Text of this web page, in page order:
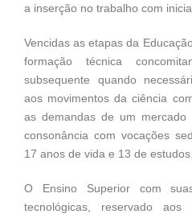
a inserção no trabalho com
Vencidas as etapas da
formação técnica
subsequente quando
aos movimentos da ciência
as demandas de um
consonância com vocações
17 anos de vida e 13 de estudos.
O Ensino Superior com
tecnológicas, reservado